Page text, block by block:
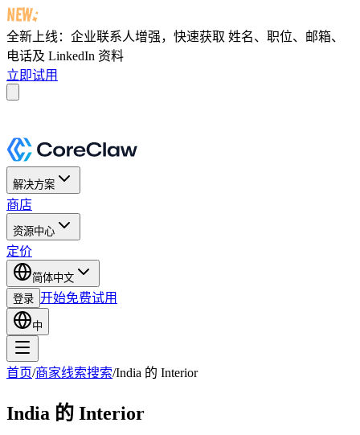
全新上线：企业联系人增强，快速获取 姓名、职位、邮箱、
电话及 LinkedIn 资料
立即试用
解决方案
商店
资源中心
定价
简体中文
登录 开始免费试用
中
首页/商家线索搜索/India 的 Interior
India 的 Interior